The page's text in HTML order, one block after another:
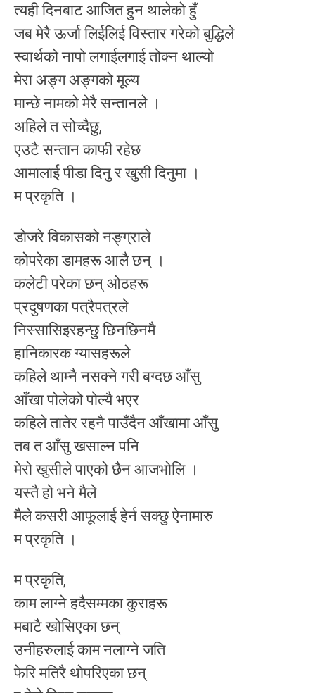
त्यही दिनबाट आजित हुन थालेको हुँ
जब मेरै ऊर्जा लिईलिई विस्तार गरेको बुद्धिले
स्वार्थको नापो लगाईलगाई तोक्न थाल्यो
मेरा अङ्ग अङ्गको मूल्य
मान्छे नामको मेरै सन्तानले ।
अहिले त सोच्दैछु,
एउटै सन्तान काफी रहेछ
आमालाई पीडा दिनु र खुसी दिनुमा ।
म प्रकृति ।
डोजरे विकासको नङ्ग्राले
कोपरेका डामहरू आलै छन् ।
कलेटी परेका छन् ओठहरू
प्रदुषणका पत्रैपत्रले
निस्सासिइरहन्छु छिनछिनमै
हानिकारक ग्यासहरूले
कहिले थाम्नै नसक्ने गरी बग्दछ आँसु
आँखा पोलेको पोल्यै भएर
कहिले तातेर रहनै पाउँदैन आँखामा आँसु
तब त आँसु खसाल्न पनि
मेरो खुसीले पाएको छैन आजभोलि ।
यस्तै हो भने मैले
मैले कसरी आफूलाई हेर्न सक्छु ऐनामारु
म प्रकृति ।
म प्रकृति,
काम लाग्ने हदैसम्मका कुराहरू
मबाटै खोसिएका छन्
उनीहरुलाई काम नलाग्ने जति
फेरि मतिरै थोपरिएका छन्